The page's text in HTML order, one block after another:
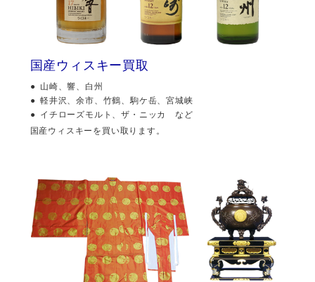
国産ウィスキー買取
山崎、響、白州
軽井沢、余市、竹鶴、駒ケ岳、宮城峡
イチローズモルト、ザ・ニッカ など
国産ウィスキーを買い取ります。